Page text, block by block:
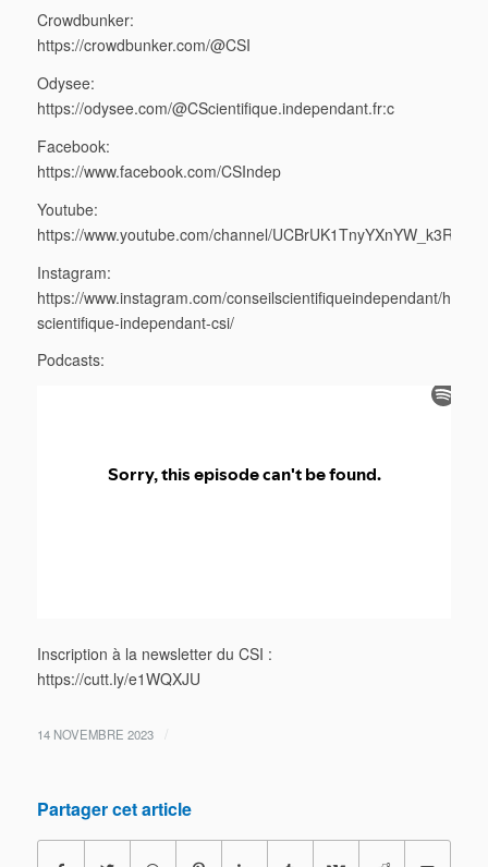
Crowdbunker:
https://crowdbunker.com/@CSI
Odysee:
https://odysee.com/@CScientifique.independant.fr:c
Facebook:
https://www.facebook.com/CSIndep
Youtube:
https://www.youtube.com/channel/
Instagram:
https://www.instagram.com/conseilscientifiqueindependant/
scientifique-independant-csi/
Podcasts:
Inscription à la newsletter du CSI :
https://cutt.ly/e1WQXJU
14 NOVEMBRE 2023 /
Partager cet article